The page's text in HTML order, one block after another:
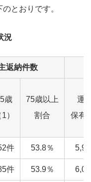
とおりです。
況
返納件数
歳
）
75歳以上
割合
運
保有
件 53.8％
件 53.9％